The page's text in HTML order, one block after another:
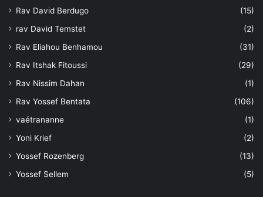
Rav David Berdugo
(15)
rav David Temstet
(2)
Rav Eliahou Benhamou
(31)
Rav Itshak Fitoussi
(29)
Rav Nissim Dahan
(1)
Rav Yossef Bentata
(106)
vaétrananne
(1)
Yoni Krief
(2)
Yossef Rozenberg
(13)
Yossef Sellem
(5)